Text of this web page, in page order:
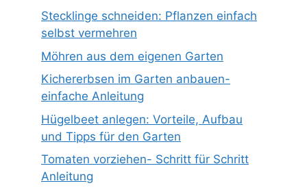
Stecklinge schneiden: Pflanzen einfach
selbst vermehren
Möhren aus dem eigenen Garten
Kichererbsen im Garten anbauen-
einfache Anleitung
Hügelbeet anlegen: Vorteile, Aufbau
und Tipps für den Garten
Tomaten vorziehen- Schritt für Schritt
Anleitung